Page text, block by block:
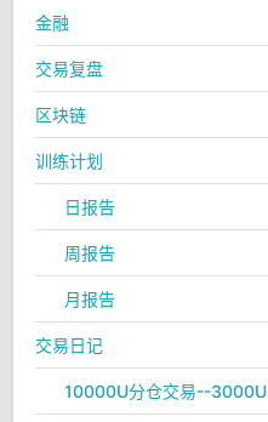
金融
交易复盘
区块链
训练计划
日报告
周报告
月报告
交易日记
10000U分仓交易--3000U